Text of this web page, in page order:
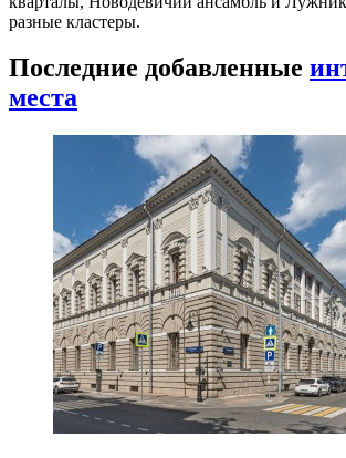
разные кластеры.
Последние добавленные
места